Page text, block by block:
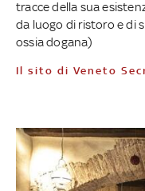
tracce della sua
da luogo di ristoro e di
ossia dogana)
Il sito di Veneto